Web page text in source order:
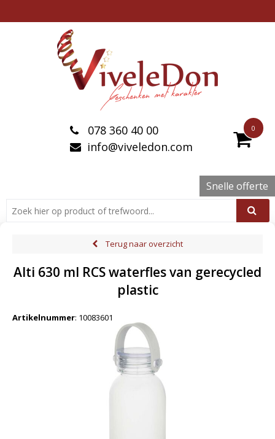
0
078 360 40 00
info@viveledon.com
Snelle offerte
Terug naar overzicht
Alti 630 ml RCS waterfles van gerecycled
plastic
Artikelnummer: 10083601